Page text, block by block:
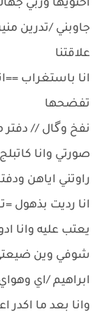
احتويها وربي
جاوبني /تدرين
علاقتنا
انا باستغراب
تفضحها
نفخ وگال // دفتر
صورتي وانا
راوتني اياهن
انا رديت بذهول
يعتب عليه وانا
شوفي وين
ابراهيم /اي
وانا بعد ما اكدر